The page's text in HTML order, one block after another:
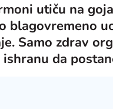
utiču na
blagovremeno
Samo zdrav
ishranu da